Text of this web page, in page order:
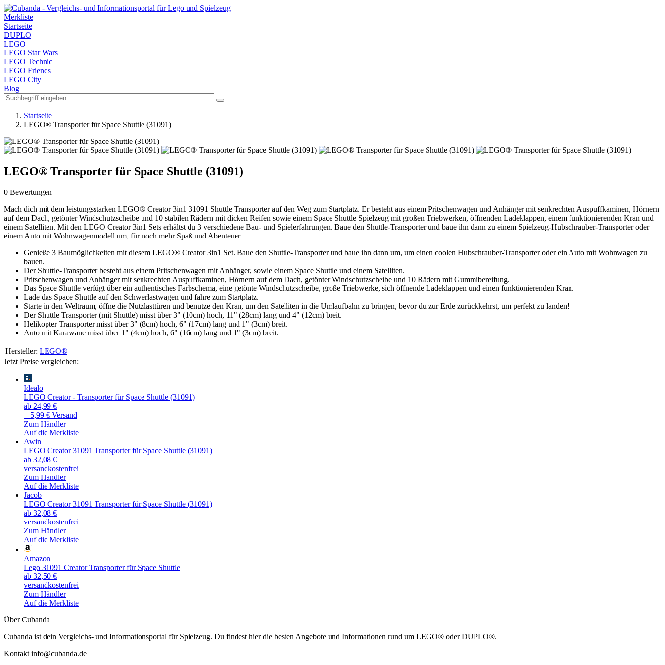
Merkliste
Startseite
DUPLO
LEGO
LEGO Star Wars
LEGO Technic
LEGO Friends
LEGO City
Blog
Startseite
LEGO® Transporter für Space Shuttle (31091)
LEGO® Transporter für Space Shuttle (31091)
0 Bewertungen
Mach dich mit dem leistungsstarken LEGO® Creator 3in1 31091 Shuttle Transporter auf den Weg zum Startplatz. Er besteht aus einem Pritschenwagen und Anhänger mit senkrechten Auspuffkaminen, Hörnern
auf dem Dach, getönter Windschutzscheibe und 10 stabilen Rädern mit dicken Reifen sowie einem Space Shuttle Spielzeug mit großen Triebwerken, öffnenden Ladeklappen, einem funktionierenden Kran und
einem Satelliten. Mit den LEGO Creator 3in1 Sets erhältst du 3 verschiedene Bau- und Spielerfahrungen. Baue den Shuttle-Transporter und baue ihn dann zu einem Spielzeug-Hubschrauber-Transporter oder
einem Auto mit Wohnwagenmodell um, für noch mehr Spaß und Abenteuer.
Genieße 3 Baumöglichkeiten mit diesem LEGO® Creator 3in1 Set. Baue den Shuttle-Transporter und baue ihn dann um, um einen coolen Hubschrauber-Transporter oder ein Auto mit Wohnwagen zu
bauen.
Der Shuttle-Transporter besteht aus einem Pritschenwagen mit Anhänger, sowie einem Space Shuttle und einem Satelliten.
Pritschenwagen und Anhänger mit senkrechten Auspuffkaminen, Hörnern auf dem Dach, getönter Windschutzscheibe und 10 Rädern mit Gummibereifung.
Das Space Shuttle verfügt über ein authentisches Farbschema, eine getönte Windschutzscheibe, große Triebwerke, sich öffnende Ladeklappen und einen funktionierenden Kran.
Lade das Space Shuttle auf den Schwerlastwagen und fahre zum Startplatz.
Starte in den Weltraum, öffne die Nutzlasttüren und benutze den Kran, um den Satelliten in die Umlaufbahn zu bringen, bevor du zur Erde zurückkehrst, um perfekt zu landen!
Der Shuttle Transporter (mit Shuttle) misst über 3" (10cm) hoch, 11" (28cm) lang und 4" (12cm) breit.
Helikopter Transporter misst über 3" (8cm) hoch, 6" (17cm) lang und 1" (3cm) breit.
Auto mit Karawane misst über 1" (4cm) hoch, 6" (16cm) lang und 1" (3cm) breit.
Hersteller: LEGO®
Jetzt Preise vergleichen:
Idealo
LEGO Creator - Transporter für Space Shuttle (31091)
ab 24,99 €
+ 5,99 € Versand
Zum Händler
Auf die Merkliste
Awin
LEGO Creator 31091 Transporter für Space Shuttle (31091)
ab 32,08 €
versandkostenfrei
Zum Händler
Auf die Merkliste
Jacob
LEGO Creator 31091 Transporter für Space Shuttle (31091)
ab 32,08 €
versandkostenfrei
Zum Händler
Auf die Merkliste
Amazon
Lego 31091 Creator Transporter für Space Shuttle
ab 32,50 €
versandkostenfrei
Zum Händler
Auf die Merkliste
Über Cubanda
Cubanda ist dein Vergleichs- und Informationsportal für Spielzeug. Du findest hier die besten Angebote und Informationen rund um LEGO® oder DUPLO®.
Kontakt info@cubanda.de